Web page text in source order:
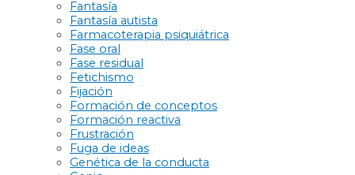
Fantasía
Fantasía autista
Farmacoterapia psiquiátrica
Fase oral
Fase residual
Fetichismo
Fijación
Formación de conceptos
Formación reactiva
Frustración
Fuga de ideas
Genética de la conducta